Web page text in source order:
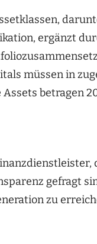
ergänzt
müssen in
betragen
gefragt
zu